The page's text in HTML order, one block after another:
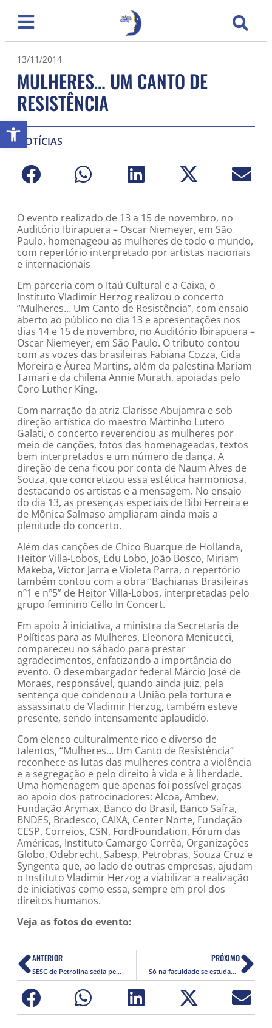
Abrir a barra de ferramentas
13/11/2014
MULHERES… UM CANTO DE
RESISTÊNCIA
NOTÍCIAS
O evento realizado de 13 a 15 de novembro, no
Auditório Ibirapuera – Oscar Niemeyer, em São
Paulo, homenageou as mulheres de todo o mundo,
com repertório interpretado por artistas nacionais
e internacionais
Em parceria com o Itaú Cultural e a Caixa, o
Instituto Vladimir Herzog realizou o concerto
“Mulheres… Um Canto de Resistência”, com ensaio
aberto ao público no dia 13 e apresentações nos
dias 14 e 15 de novembro, no Auditório Ibirapuera –
Oscar Niemeyer, em São Paulo. O tributo contou
com as vozes das brasileiras Fabiana Cozza, Cida
Moreira e Áurea Martins, além da palestina Mariam
Tamari e da chilena Annie Murath, apoiadas pelo
Coro Luther King.
Com narração da atriz Clarisse Abujamra e sob
direção artística do maestro Martinho Lutero
Galati, o concerto reverenciou as mulheres por
meio de canções, fotos das homenageadas, textos
bem interpretados e um número de dança. A
direção de cena ficou por conta de Naum Alves de
Souza, que concretizou essa estética harmoniosa,
destacando os artistas e a mensagem. No ensaio
do dia 13, as presenças especiais de Bibi Ferreira e
de Mônica Salmaso ampliaram ainda mais a
plenitude do concerto.
Além das canções de Chico Buarque de Hollanda,
Heitor Villa-Lobos, Edu Lobo, João Bosco, Miriam
Makeba, Victor Jarra e Violeta Parra, o repertório
também contou com a obra “Bachianas Brasileiras
nº1 e nº5” de Heitor Villa-Lobos, interpretadas pelo
grupo feminino Cello In Concert.
Em apoio à iniciativa, a ministra da Secretaria de
Políticas para as Mulheres, Eleonora Menicucci,
compareceu no sábado para prestar
agradecimentos, enfatizando a importância do
evento. O desembargador federal Márcio José de
Moraes, responsável, quando ainda juiz, pela
sentença que condenou a União pela tortura e
assassinato de Vladimir Herzog, também esteve
presente, sendo intensamente aplaudido.
Com elenco culturalmente rico e diverso de
talentos, “Mulheres… Um Canto de Resistência”
reconhece as lutas das mulheres contra a violência
e a segregação e pelo direito à vida e à liberdade.
Uma homenagem que apenas foi possível graças
ao apoio dos patrocinadores: Alcoa, Ambev,
Fundação Arymax, Banco do Brasil, Banco Safra,
BNDES, Bradesco, CAIXA, Center Norte, Fundação
CESP, Correios, CSN, FordFoundation, Fórum das
Américas, Instituto Camargo Corrêa, Organizações
Globo, Odebrecht, Sabesp, Petrobras, Souza Cruz e
Syngenta que, ao lado de outras empresas, ajudam
o Instituto Vladimir Herzog a viabilizar a realização
de iniciativas como essa, sempre em prol dos
direitos humanos.
Veja as fotos do evento:
ANTERIOR
SESC de Petrolina sedia peça em homenagem a Vladimir Herzog
PRÓXIMO
Só na faculdade se estudam Direitos Humanos?